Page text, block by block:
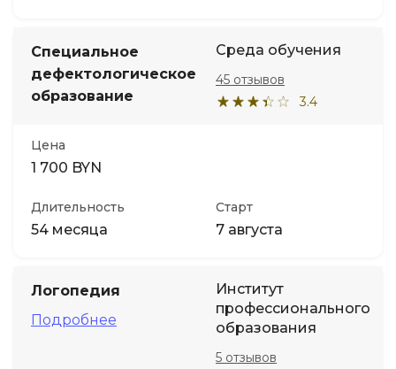
Специальное
дефектологическое
образование
Среда обучения
3.4
45 отзывов
Цена
1 700 BYN
Длительность
54 месяца
Старт
7 августа
Логопедия
Подробнее
Институт
профессионального
образования
5 отзывов